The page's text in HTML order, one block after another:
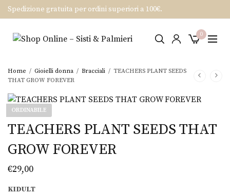
Spedizione gratuita per ordini superiori a 100€.
0
Home / Gioielli donna / Bracciali / TEACHERS PLANT SEEDS
THAT GROW FOREVER
ORDINABILE
TEACHERS PLANT SEEDS THAT
GROW FOREVER
€29,00
KIDULT